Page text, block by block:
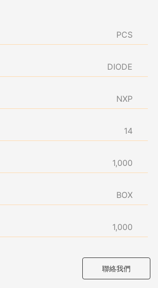
PCS
DIODE
NXP
14
1,000
BOX
1,000
聯絡我們